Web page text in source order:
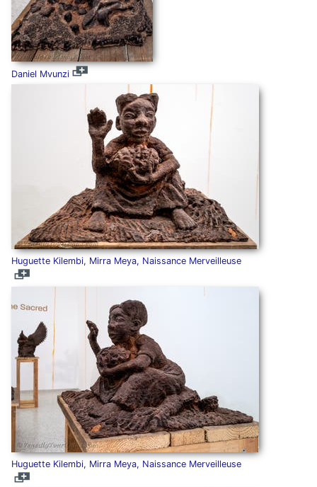
Daniel Mvunzi
Huguette Kilembi, Mirra Meya, Naissance Merveilleuse
Huguette Kilembi, Mirra Meya, Naissance Merveilleuse